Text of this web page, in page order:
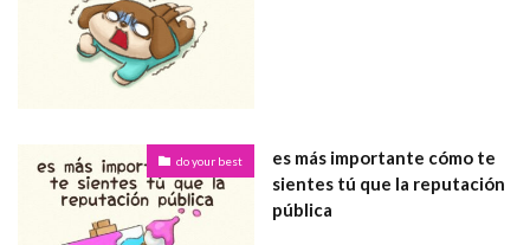
do your best
es más importante cómo te
sientes tú que la reputación
pública